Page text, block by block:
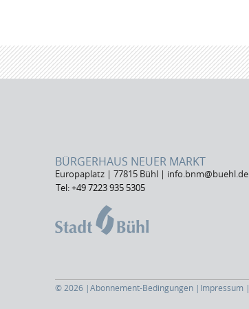
BÜRGERHAUS NEUER MARKT
Europaplatz | 77815 Bühl | info.bnm@buehl.de
Tel: +49 7223 935 5305
© 2026 | Abonnement-Bedingungen | Impressum